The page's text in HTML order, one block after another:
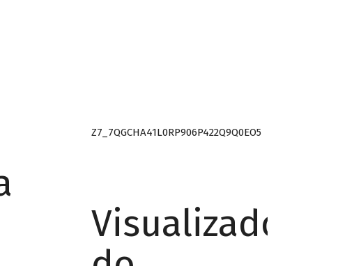
Z7_7QGCHA41L0RP906P422Q9Q0EO5
Visualizador